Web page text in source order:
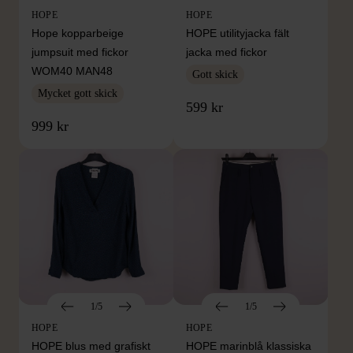
HOPE
Hope kopparbeige
jumpsuit med fickor
WOM40 MAN48
Mycket gott skick
999 kr
HOPE
HOPE utilityjacka fält
jacka med fickor
Gott skick
599 kr
1/5
HOPE
HOPE blus med grafiskt
1/5
HOPE
HOPE marinblå klassiska